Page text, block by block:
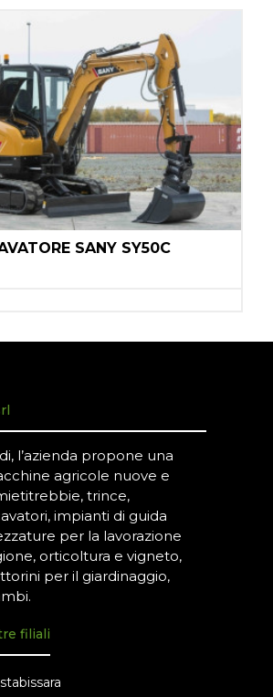
SANY SY50C
l’azienda propone una
agricole nuove e
trince,
impianti di guida
per la lavorazione
orticoltura e vigneto,
per il giardinaggio,
filiali